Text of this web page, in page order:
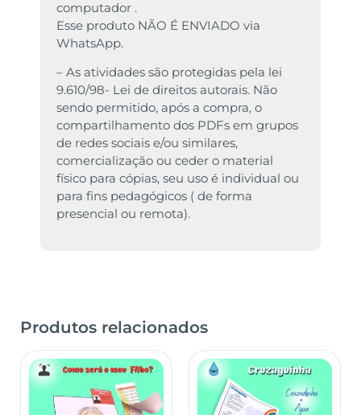
computador .
Esse produto NÃO É ENVIADO via
WhatsApp.
– As atividades são protegidas pela lei
9.610/98- Lei de direitos autorais. Não
sendo permitido, após a compra, o
compartilhamento dos PDFs em grupos
de redes sociais e/ou similares,
comercialização ou ceder o material
físico para cópias, seu uso é individual ou
para fins pedagógicos ( de forma
presencial ou remota).
Produtos relacionados